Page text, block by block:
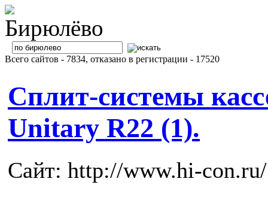
Всего сайтов - 7834, отказано в регистрации - 17520
Сплит-системы
Unitary R22 (1).
Сайт: http://www.hi-con.ru/